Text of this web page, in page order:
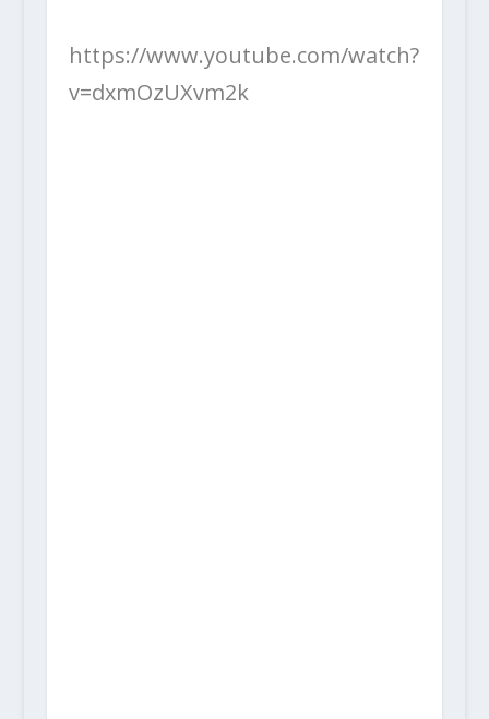
https://www.youtube.com/watch?
v=dxmOzUXvm2k